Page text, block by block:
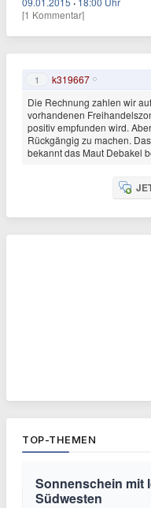
[1 Kommentar]
1 k319667
Die Rechnung zahlen wir
vorhandenen
positiv empfunden wird.
Rückgängig zu machen.
bekannt das Maut Debakel
TOP-THEMEN
Sonnenschein mit
Südwesten